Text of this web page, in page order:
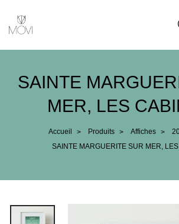
SAINTE
MER, LES
Accueil > Produits > Affiches >
SAINTE MARGUERITE SUR MER,